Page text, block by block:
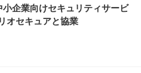
スチェア デスクチェア 肘なし メ
バーサポート付き 腰サポート ガ
度回転 キャスター付き コンパク
高さ84～96cm テレワーク 在宅
280Hz/FHD】GRAPHT THE S
Monitor 24” Essential ゲーミン
インチ 1ms FHD 量子ドット 残
輝点保証 | 日本メーカー)
ペットシーツ 超厚型 お徳用 レギ
Amazon.co.jp限定】
企業向けセキュリティサービ
オセキュアと協業